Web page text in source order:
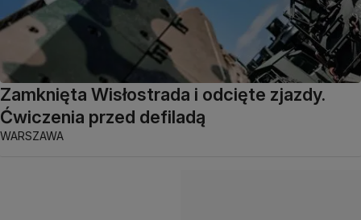
Zamknięta Wisłostrada i odcięte zjazdy.
Ćwiczenia przed defiladą
WARSZAWA